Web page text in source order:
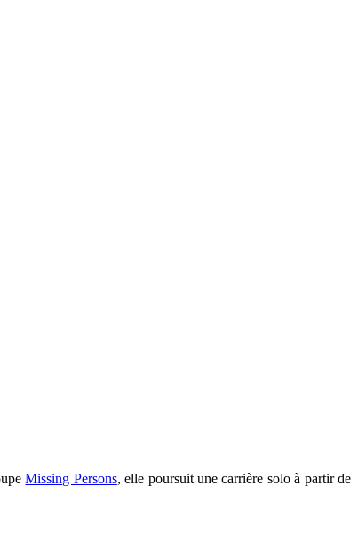
Missing Persons, elle poursuit une carrière solo à partir de